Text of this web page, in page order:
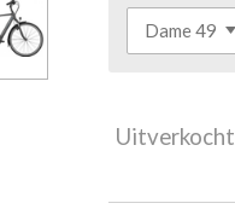
Uitverkocht